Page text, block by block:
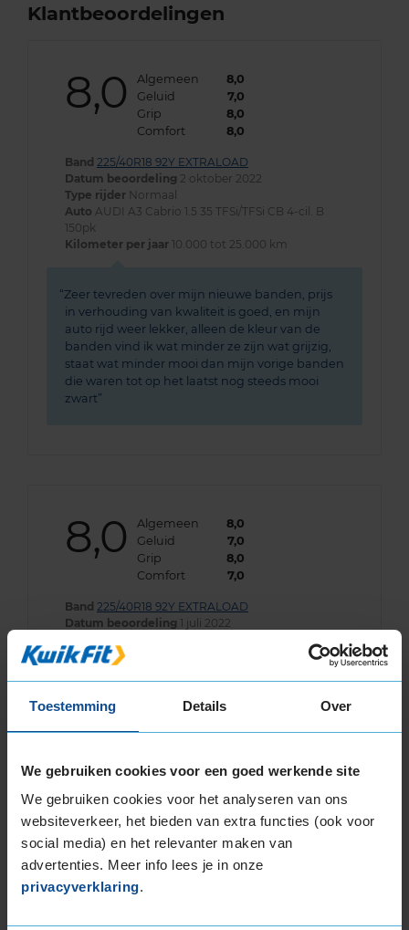
Toestemming Details Over
We gebruiken cookies voor een goed werkende site
We gebruiken cookies voor het analyseren van ons
websiteverkeer, het bieden van extra functies (ook voor
social media) en het relevanter maken van
advertenties. Meer info lees je in onze
privacyverklaring.
Klantbeoordelingen
8,0 Algemeen
8,0
Geluid
7,0
Grip
8,0
Comfort
8,0
Band 225/40R18 92Y EXTRALOAD
Datum beoordeling 2 oktober 2022
Type rijder Normaal
Auto AUDI A3 Cabrio 1.5 35 TFSi/TFSi CB 4-cil. B
150pk
Kilometer per jaar 10.000 tot 25.000 km
Zeer tevreden over mijn nieuwe banden, prijs
in verhouding van kwaliteit is goed, en mijn
auto rijd weer lekker, alleen de kleur van de
banden vind ik wat minder ze zijn wat grijzig,
staat wat minder mooi dan mijn vorige banden
die waren tot op het laatst nog steeds mooi
zwart
8,0 Algemeen
8,0
Geluid
7,0
Grip
8,0
Comfort
7,0
Band 225/40R18 92Y EXTRALOAD
Datum beoordeling 1 juli 2022
Auto AUDI A3 Sportback 2.0 40 TFSi/TFSi HB 4-cil.
9,0
Geluid
9,0
Grip
9,0
Comfort
Band 225/40R18 92Y EXTRALOAD
Datum beoordeling